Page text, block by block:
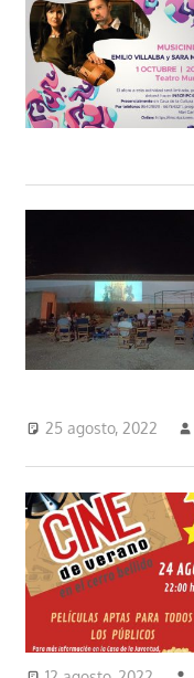
25 agosto, 2022